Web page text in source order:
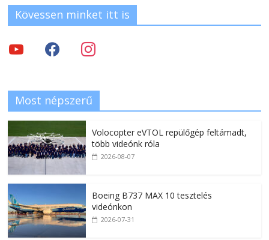
Kövessen minket itt is
Most népszerű
Volocopter eVTOL repülőgép feltámadt,
több videónk róla
2026-08-07
Boeing B737 MAX 10 tesztelés
videónkon
2026-07-31